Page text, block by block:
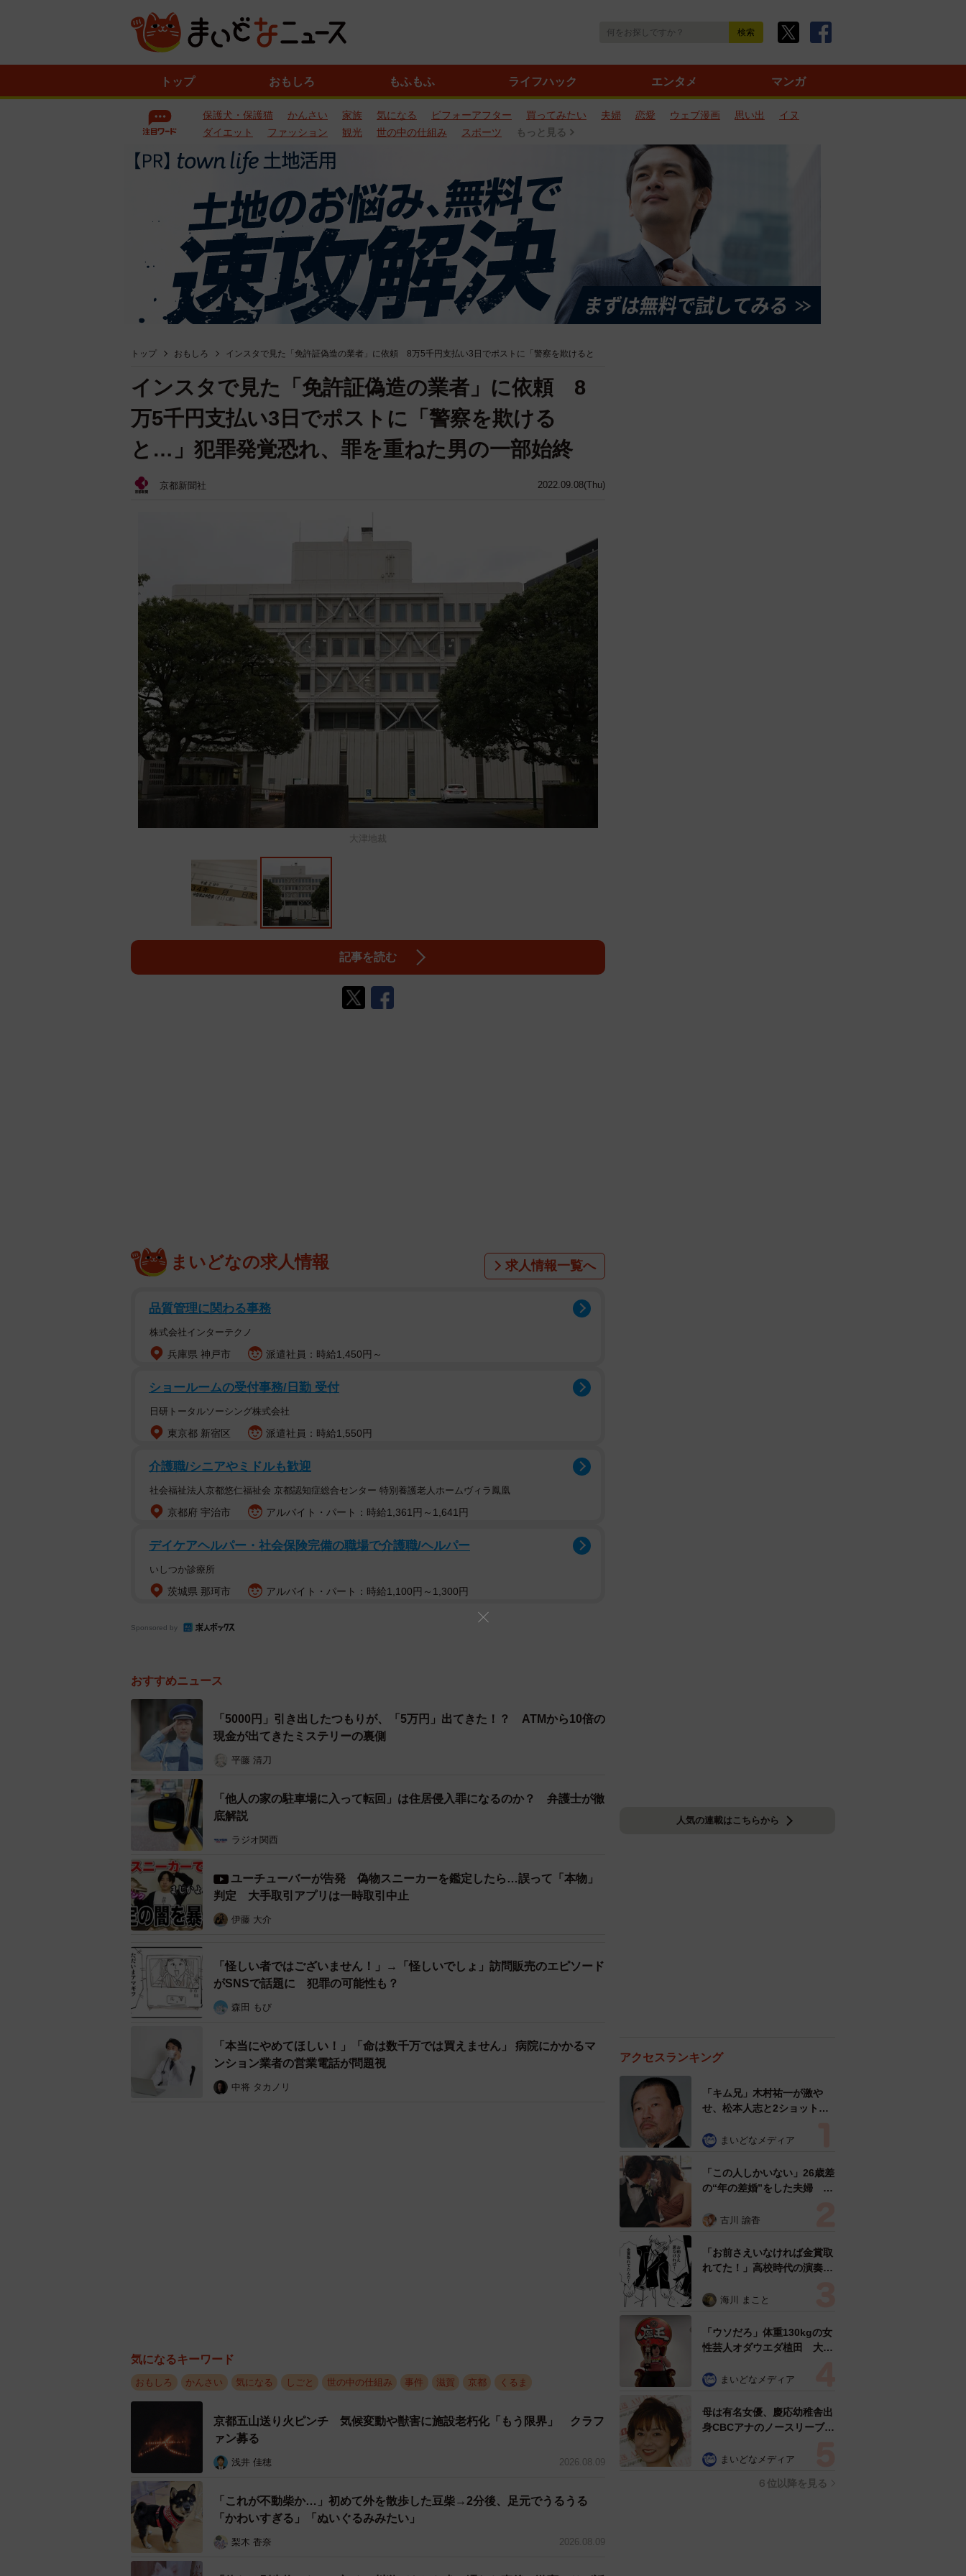
トップ おもしろ もふもふ ライフハック エンタメ マンガ
保護犬・保護猫 かんさい 家族 気になる ビフォーアフター 買ってみたい 夫婦 恋愛 ウェブ漫画 思い出
イヌ
ダイエット
ファッション 観光 世の中の仕組み スポーツ もっと見る
トップ おもしろ インスタで見た「免許証偽造の業者」に依頼 8万5千円支払い3日でポストに「警察を欺けると
2022.09.08(Thu)
インスタで見た「免許証偽造の業者」に依頼 8
万5千円支払い3日でポストに「警察を欺ける
と…」犯罪発覚恐れ、罪を重ねた男の一部始終
京都新聞社
大津地裁
記事を読む
まいどなの求人情報 求人情報一覧へ
品質管理に関わる事務
株式会社インターテクノ
兵庫県 神戸市 派遣社員：時給1,450円～
ショールームの受付事務/日勤 受付
日研トータルソーシング株式会社
東京都 新宿区 派遣社員：時給1,550円
介護職/シニアやミドルも歓迎
社会福祉法人京都悠仁福祉会 京都認知症総合センター 特別養護老人ホームヴィラ鳳凰
京都府 宇治市 アルバイト・パート：時給1,361円～1,641円
デイケアヘルパー・社会保険完備の職場で介護職/ヘルパー
いしつか診療所
茨城県 那珂市 アルバイト・パート：時給1,100円～1,300円
Sponsored by
おすすめニュース
「5000円」引き出したつもりが、「5万円」出てきた！？ ATMから10倍の
現金が出てきたミステリーの裏側
平藤 清刀
「他人の家の駐車場に入って転回」は住居侵入罪になるのか？ 弁護士が徹
底解説
ラジオ関西
ユーチューバーが告発 偽物スニーカーを鑑定したら…誤って「本物」
判定 大手取引アプリは一時取引中止
伊藤 大介
「怪しい者ではございません！」→「怪しいでしょ」訪問販売のエピソード
がSNSで話題に 犯罪の可能性も？
森田 もび
「本当にやめてほしい！」「命は数千万では買えません」 病院にかかるマ
ンション業者の営業電話が問題視
中将 タカノリ
気になるキーワード
おもしろ かんさい 気になる しごと 世の中の仕組み 事件 滋賀 京都 くるま
京都五山送り火ピンチ 気候変動や獣害に施設老朽化「もう限界」 クラフ
ァン募る
浅井 佳穂 2026.08.09
「これが不動柴か…」初めて外を散歩した豆柴→2分後、足元でうるうる
「かわいすぎる」「ぬいぐるみみたい」
梨木 香奈 2026.08.09
人気の連載はこちらから
アクセスランキング
「キム兄」木村祐一が激や
せ、松本人志と2ショット
「テキヤの兄さん」
まいどなメディア
「この人しかいない」26歳差
の“年の差婚”をした夫婦 出
た？ 今の思いを聞いた
古川 諭香
「お前さえいなければ金賞取
れてた！」高校時代の演奏会
生は楽器修理職人に 10年後
ぬ申し出【漫画】
海川 まこと
「ウソだろ」体重130kgの女
性芸人オダウエダ植田 大学
で」 まいどなメディア
母は有名女優、慶応幼稚舎出
身CBCアナのノースリーブ姿
る」「天使の笑顔」
まいどなメディア
６位以降を見る